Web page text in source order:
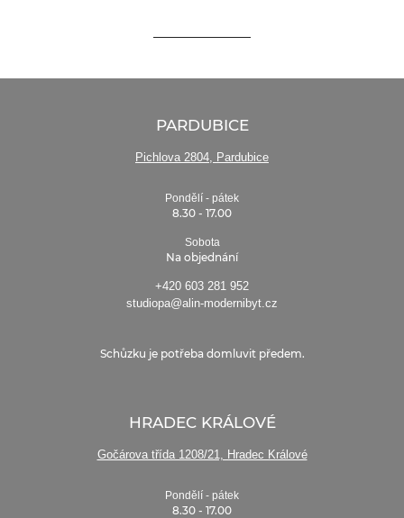
PARDUBICE
Pichlova 2804, Pardubice
Pondělí - pátek
8.30 - 17.00
Sobota
Na objednání
+420 603 281 952
studiopa@alin-modernibyt.cz
Schůzku je potřeba domluvit předem.
HRADEC KRÁLOVÉ
Gočárova třída 1208/21, Hradec Králové
Pondělí - pátek
8.30 - 17.00